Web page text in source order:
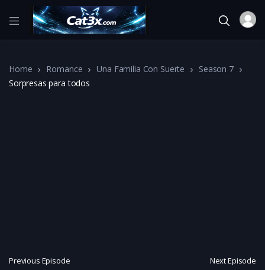
Home Romance Una Familia Con Suerte
Season 7
Sorpresas para todos
Previous Episode Next Episode